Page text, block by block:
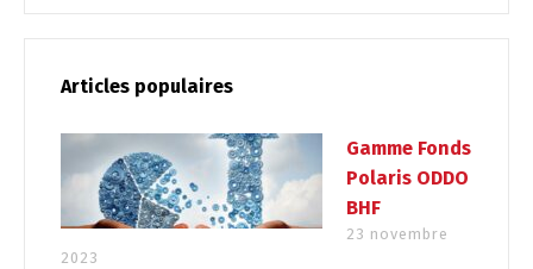
Articles populaires
Gamme Fonds
Polaris ODDO
BHF
23 novembre
2023